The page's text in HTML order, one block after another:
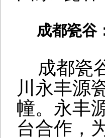
成都瓷谷
成都瓷
川永丰源
幢。永丰
台合作，